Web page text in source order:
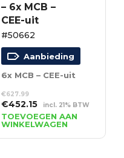
– 6x MCB –
CEE-uit
#50662
Aanbieding
6x MCB – CEE-uit
€627.99
Oorspronkelijke
prijs
was:
€627.99.
€452.15Huidige
prijs
is:
€452.15.
incl. 21% BTW
TOEVOEGEN AAN
WINKELWAGEN